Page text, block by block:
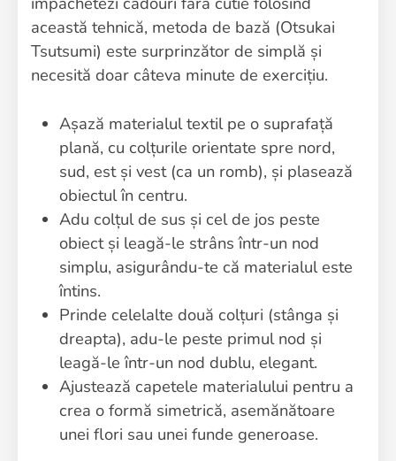
această tehnică, metoda de bază (Otsukai
Tsutsumi) este surprinzător de simplă și
necesită doar câteva minute de exercițiu.
Așază materialul textil pe o suprafață
plană, cu colțurile orientate spre nord,
sud, est și vest (ca un romb), și plasează
obiectul în centru.
Adu colțul de sus și cel de jos peste
obiect și leagă-le strâns într-un nod
simplu, asigurându-te că materialul este
întins.
Prinde celelalte două colțuri (stânga și
dreapta), adu-le peste primul nod și
leagă-le într-un nod dublu, elegant.
Ajustează capetele materialului pentru a
crea o formă simetrică, asemănătoare
unei flori sau unei funde generoase.